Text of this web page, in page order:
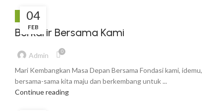
04
FEB
KARIR
Berkarir Bersama Kami
Admin 0
Mari Kembangkan Masa Depan Bersama Fondasi kami, idemu,
bersama-sama kita maju dan berkembang untuk ...
Continue reading